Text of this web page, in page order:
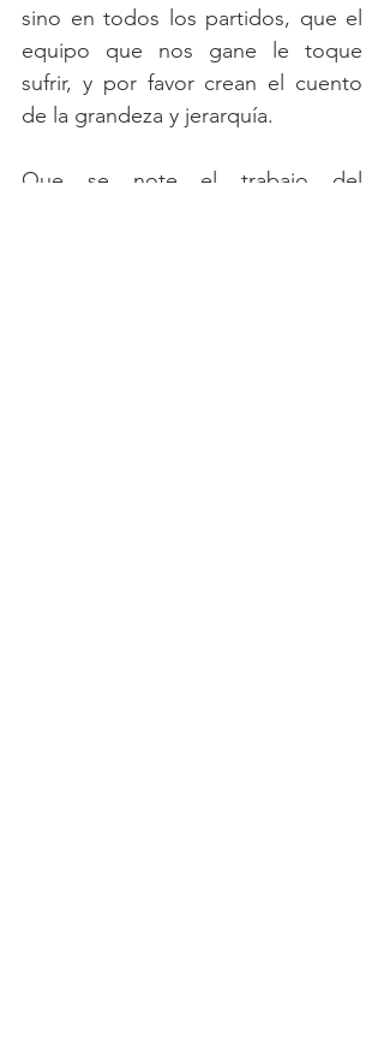
sino en todos los partidos, que el
equipo que nos gane le toque
sufrir, y por favor crean el cuento
de la grandeza y jerarquía.
Que se note el trabajo del